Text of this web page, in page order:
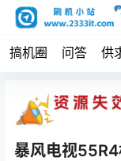
搞机圈 问答 供
暴风电视